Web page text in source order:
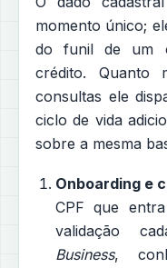
momento único;
do funil de um
crédito. Quanto
consultas ele
ciclo de vida
sobre a mesma
Onboarding e
CPF que
validação
Business,